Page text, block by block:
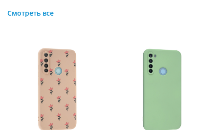
Смотреть все